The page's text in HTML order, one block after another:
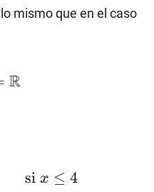
mismo que en el caso
R
si x ≤ 4